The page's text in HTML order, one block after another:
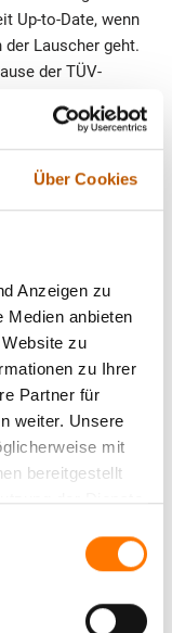
Über Cookies
Anzeigen zu
Medien anbieten
zu
zu Ihrer
Partner für
weiter. Unsere
mit
bereitgestellt
der Dienste
Up-to-Date, wenn
Lauscher geht.
der TÜV-
Gruppe® über eine
durch den
gültiger
Bereich
ist, dass wirklich
ausgebildete
in Viersen , bzw.
die Aufdeckung
die nicht nur
auch über
Equipment